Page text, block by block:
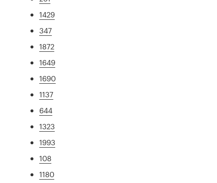
1429
347
1872
1649
1690
1137
644
1323
1993
108
1180